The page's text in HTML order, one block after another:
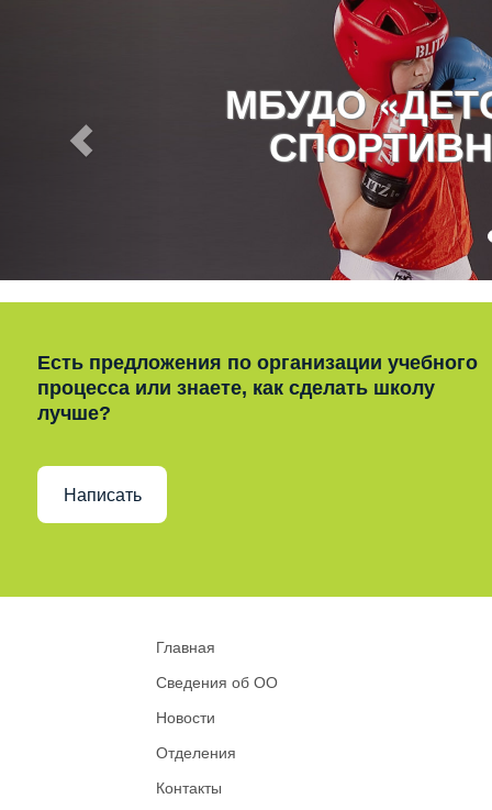
МБУДО
Есть предложения по организации учебного
процесса или знаете, как сделать школу
лучше?
Написать
Главная
Сведения об ОО
Новости
Отделения
Контакты